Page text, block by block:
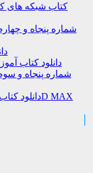
کتاب شبکه های
شماره پنجاه و
دانلود کتاب
شماره پنجاه و
دانلود کتاب آموزش نرم افزار سه بعدی سازی 3D MAX